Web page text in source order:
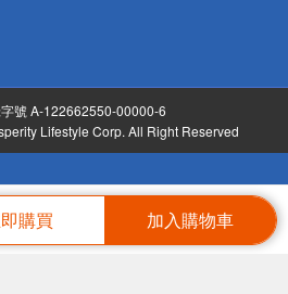
購買 加入購物車
號 A-122662550-00000-6
Lifestyle Corp. All Right Reserved